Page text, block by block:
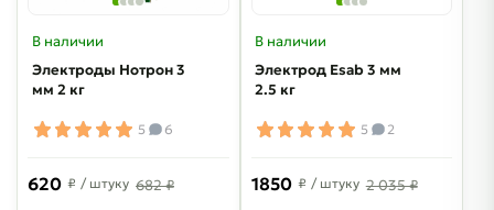
В наличии
Электроды Нотрон 3
мм 2 кг
5 6
620 ₽ / штуку 682 ₽
В наличии
Электрод Esab 3 мм
2.5 кг
5 2
1850 ₽ / штуку 2 035 ₽